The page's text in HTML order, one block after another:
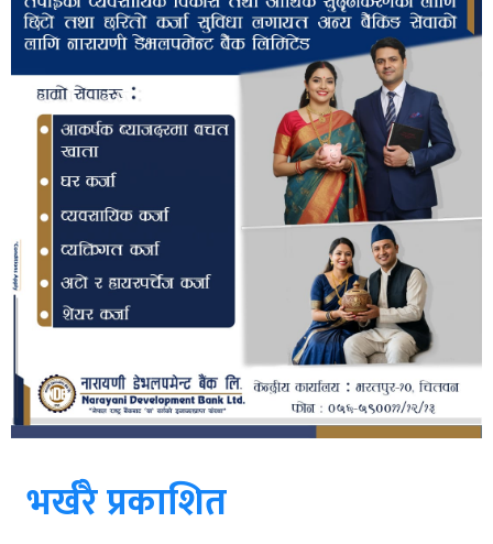
भर्खरै प्रकाशित